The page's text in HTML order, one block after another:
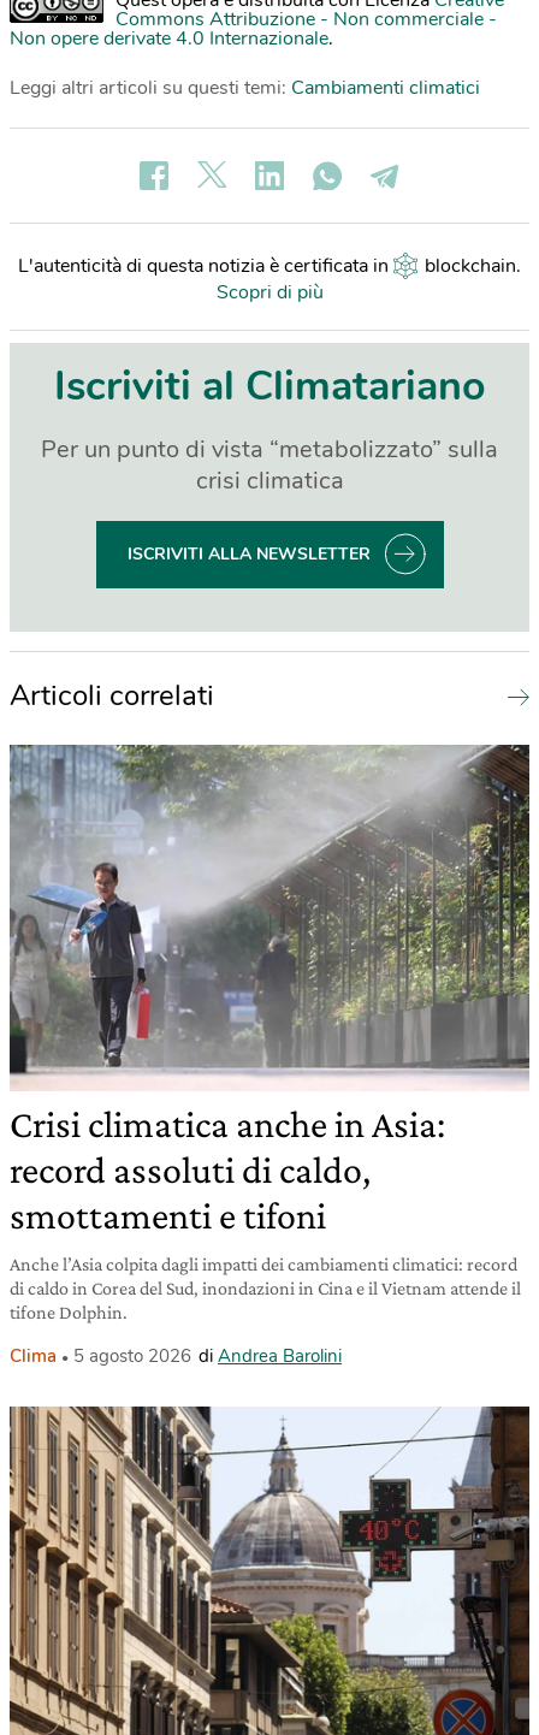
Commons Attribuzione - Non commerciale -
Non opere derivate 4.0 Internazionale.
Leggi altri articoli su questi temi: Cambiamenti climatici
L'autenticità di questa notizia è certificata in blockchain.
Scopri di più
Iscriviti al Climatariano
Per un punto di vista “metabolizzato” sulla
crisi climatica
ISCRIVITI ALLA NEWSLETTER
Articoli correlati
Crisi climatica anche in Asia:
record assoluti di caldo,
smottamenti e tifoni
Anche l’Asia colpita dagli impatti dei cambiamenti climatici: record
di caldo in Corea del Sud, inondazioni in Cina e il Vietnam attende il
tifone Dolphin.
Clima 5 agosto 2026 di Andrea Barolini